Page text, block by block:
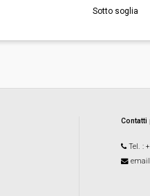
Sotto soglia
Tel. :
email